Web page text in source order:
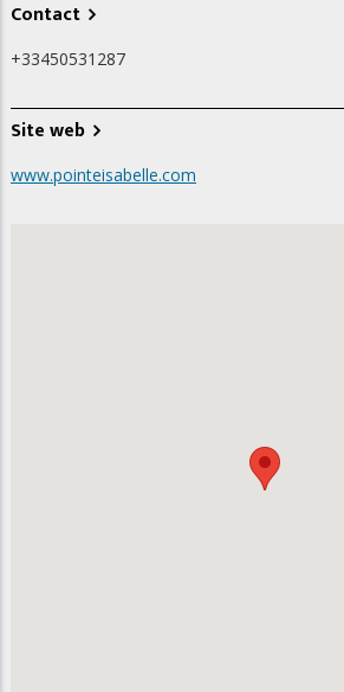
Contact
+33450531287
Site web
www.pointeisabelle.com